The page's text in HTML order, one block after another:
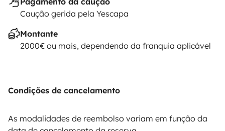
Caução gerida pela Yescapa
Montante
2000€ ou mais, dependendo da franquia aplicável
Condições de cancelamento
As modalidades de reembolso variam em função da